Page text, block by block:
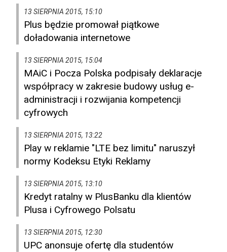
13 SIERPNIA 2015, 15:10
Plus będzie promował piątkowe
doładowania internetowe
13 SIERPNIA 2015, 15:04
MAiC i Pocza Polska podpisały deklaracje
współpracy w zakresie budowy usług e-
administracji i rozwijania kompetencji
cyfrowych
13 SIERPNIA 2015, 13:22
Play w reklamie "LTE bez limitu" naruszył
normy Kodeksu Etyki Reklamy
13 SIERPNIA 2015, 13:10
Kredyt ratalny w PlusBanku dla klientów
Plusa i Cyfrowego Polsatu
13 SIERPNIA 2015, 12:30
UPC anonsuje ofertę dla studentów